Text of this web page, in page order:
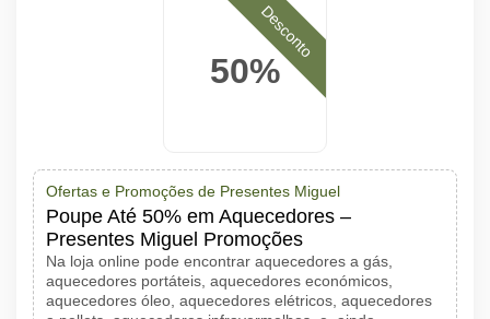
50%
Desconto
Ofertas e Promoções de Presentes Miguel
Poupe Até 50% em Aquecedores –
Presentes Miguel Promoções
Na loja online pode encontrar aquecedores a gás,
aquecedores portáteis, aquecedores económicos,
aquecedores óleo, aquecedores elétricos, aquecedores